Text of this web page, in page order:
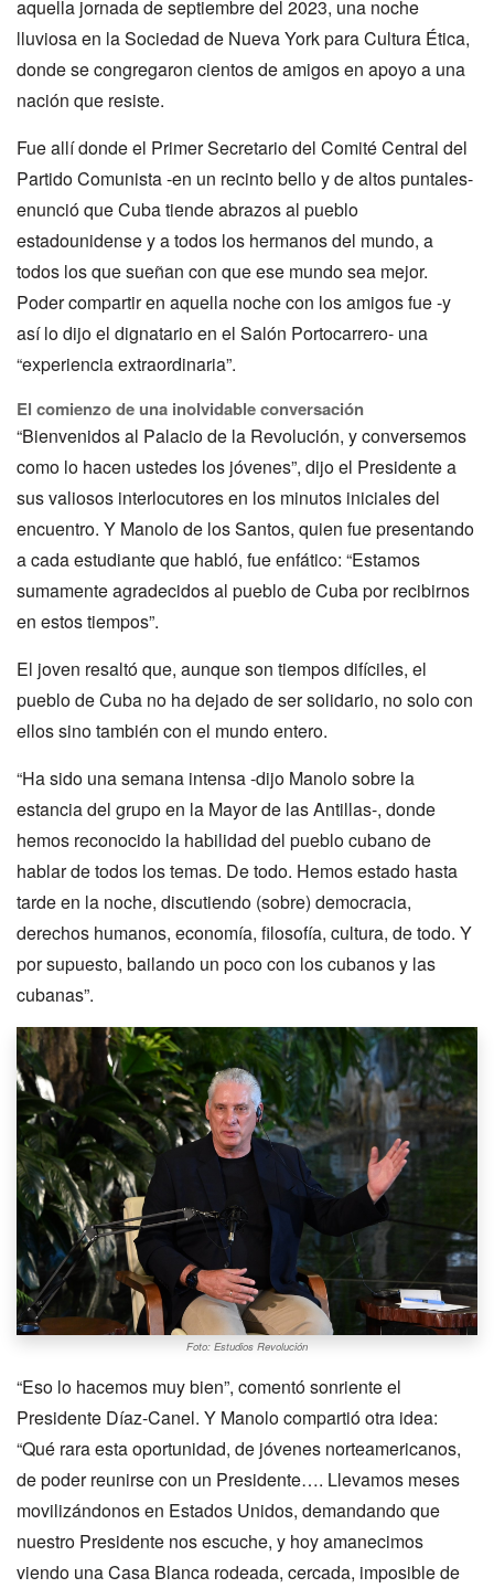
aquella jornada de septiembre del 2023, una noche
lluviosa en la Sociedad de Nueva York para Cultura Ética,
donde se congregaron cientos de amigos en apoyo a una
nación que resiste.
Fue allí donde el Primer Secretario del Comité Central del
Partido Comunista -en un recinto bello y de altos puntales-
enunció que Cuba tiende abrazos al pueblo
estadounidense y a todos los hermanos del mundo, a
todos los que sueñan con que ese mundo sea mejor.
Poder compartir en aquella noche con los amigos fue -y
así lo dijo el dignatario en el Salón Portocarrero- una
“experiencia extraordinaria”.
El comienzo de una inolvidable conversación
“Bienvenidos al Palacio de la Revolución, y conversemos
como lo hacen ustedes los jóvenes”, dijo el Presidente a
sus valiosos interlocutores en los minutos iniciales del
encuentro. Y Manolo de los Santos, quien fue presentando
a cada estudiante que habló, fue enfático: “Estamos
sumamente agradecidos al pueblo de Cuba por recibirnos
en estos tiempos”.
El joven resaltó que, aunque son tiempos difíciles, el
pueblo de Cuba no ha dejado de ser solidario, no solo con
ellos sino también con el mundo entero.
“Ha sido una semana intensa -dijo Manolo sobre la
estancia del grupo en la Mayor de las Antillas-, donde
hemos reconocido la habilidad del pueblo cubano de
hablar de todos los temas. De todo. Hemos estado hasta
tarde en la noche, discutiendo (sobre) democracia,
derechos humanos, economía, filosofía, cultura, de todo. Y
por supuesto, bailando un poco con los cubanos y las
cubanas”.
Foto: Estudios Revolución
“Eso lo hacemos muy bien”, comentó sonriente el
Presidente Díaz-Canel. Y Manolo compartió otra idea:
“Qué rara esta oportunidad, de jóvenes norteamericanos,
de poder reunirse con un Presidente…. Llevamos meses
movilizándonos en Estados Unidos, demandando que
nuestro Presidente nos escuche, y hoy amanecimos
viendo una Casa Blanca rodeada, cercada, imposible de